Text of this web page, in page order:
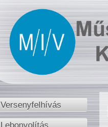
Versenyfelhívás
Lebonyolítás